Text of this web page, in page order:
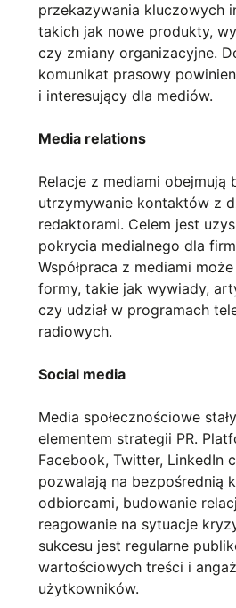
przekazywania kluczowych
takich jak nowe produkty,
czy zmiany organizacyjne.
komunikat prasowy
i interesujący dla mediów.
Media relations
Relacje z mediami obejmują
utrzymywanie kontaktów z
redaktorami. Celem jest
pokrycia medialnego dla
Współpraca z mediami
formy, takie jak wywiady,
czy udział w programach
radiowych.
Social media
Media społecznościowe
elementem strategii PR.
Facebook, Twitter, LinkedIn
pozwalają na bezpośrednią
odbiorcami, budowanie
reagowanie na sytuacje
sukcesu jest regularne
wartościowych treści i
użytkowników.